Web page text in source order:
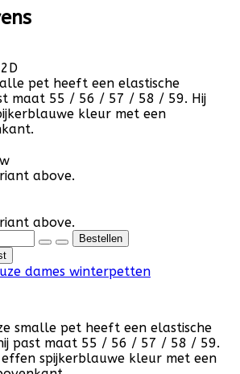
pet heeft een elastische
maat 55 / 56 / 57 / 58 / 59. Hij
kleur met een
above.
above.
dames winterpetten
smalle pet heeft een elastische
past maat 55 / 56 / 57 / 58 / 59.
spijkerblauwe kleur met een